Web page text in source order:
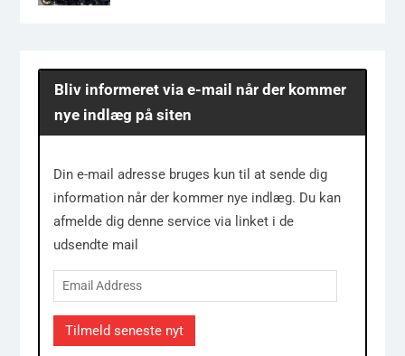
Bliv informeret via e-mail når der kommer
nye indlæg på siten
Din e-mail adresse bruges kun til at sende dig
information når der kommer nye indlæg. Du kan
afmelde dig denne service via linket i de
udsendte mail
Email
Address
Tilmeld seneste nyt